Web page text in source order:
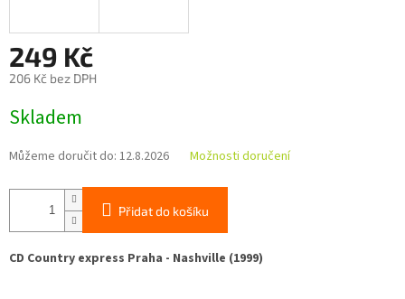
249 Kč
206 Kč bez DPH
cena:
Skladem
Můžeme doručit do: 12.8.2026 Možnosti doručení
Přidat do košíku
CD Country express Praha - Nashville (1999)